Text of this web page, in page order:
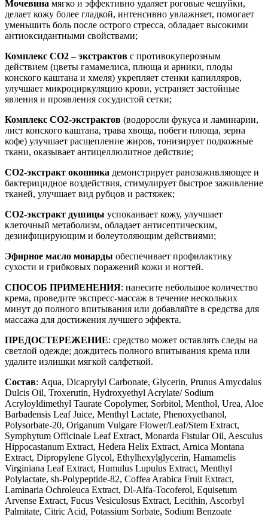
Мочевина мягко и эффективно удаляет роговые чешуйки,
делает кожу более гладкой, интенсивно увлажняет, помогает
уменьшить боль после острого стресса, обладает высокими
антиоксидантными свойствами;
Комплекс СО2 – экстрактов с противокуперозным
действием (цветы гамамелиса, плюща и арники, плоды
конского каштана и хмеля) укрепляет стенки капилляров,
улучшает микроциркуляцию крови, устраняет застойные
явления и проявления сосудистой сетки;
Комплекс СО2-экстрактов (водоросли фукуса и ламинарии,
лист конского каштана, трава хвоща, побеги плюща, зерна
кофе) улучшает расщепление жиров, тонизирует подкожные
ткани, оказывает антицеллюлитное действие;
СО2-экстракт окопника демонстрирует ранозаживляющее и
бактерицидное воздействия, стимулирует быстрое заживление
тканей, улучшает вид рубцов и растяжек;
CO2-экстракт душицы успокаивает кожу, улучшает
клеточный метаболизм, обладает антисептическим,
дезинфицирующим и болеутоляющим действиями;
Эфирное масло монарды обеспечивает профилактику
сухости и грибковых поражений кожи и ногтей.
СПОСОБ ПРИМЕНЕНИЯ: нанесите небольшое количество
крема, проведите экспресс-массаж в течение нескольких
минут до полного впитывания или добавляйте в средства для
массажа для достижения лучшего эффекта.
ПРЕДОСТЕРЕЖЕНИЕ: средство может оставлять следы на
светлой одежде; дождитесь полного впитывания крема или
удалите излишки мягкой салфеткой.
Состав: Aqua, Dicaprylyl Carbonate, Glycerin, Prunus Amycdalus
Dulcis Oil, Troxerutin, Hydroxyethyl Acrylate/ Sodium
Acryloyldimethyl Taurate Copolymer, Sorbitol, Menthol, Urea, Aloe
Barbadensis Leaf Juice, Menthyl Lactate, Phenoxyethanol,
Polysorbatе-20, Origanum Vulgare Flower/Leaf/Stem Extract,
Symphytum Officinale Leaf Extract, Monarda Fistular Oil, Aesculus
Hippocastanum Extract, Hedera Helix Extract, Arnica Montana
Extract, Dipropylene Glycol, Ethylhexylglycerin, Hamamelis
Virginiana Leaf Extract, Humulus Lupulus Extract, Menthyl
Polylactate, sh-Polypeptide-82, Coffea Arabica Fruit Extract,
Laminaria Ochroleuca Extract, Dl-Alfa-Tocoferol, Equisetum
Arvense Extract, Fucus Vesiculosus Extract, Lecithin, Ascorbyl
Palmitate, Citric Acid, Potassium Sorbate, Sodium Benzoate